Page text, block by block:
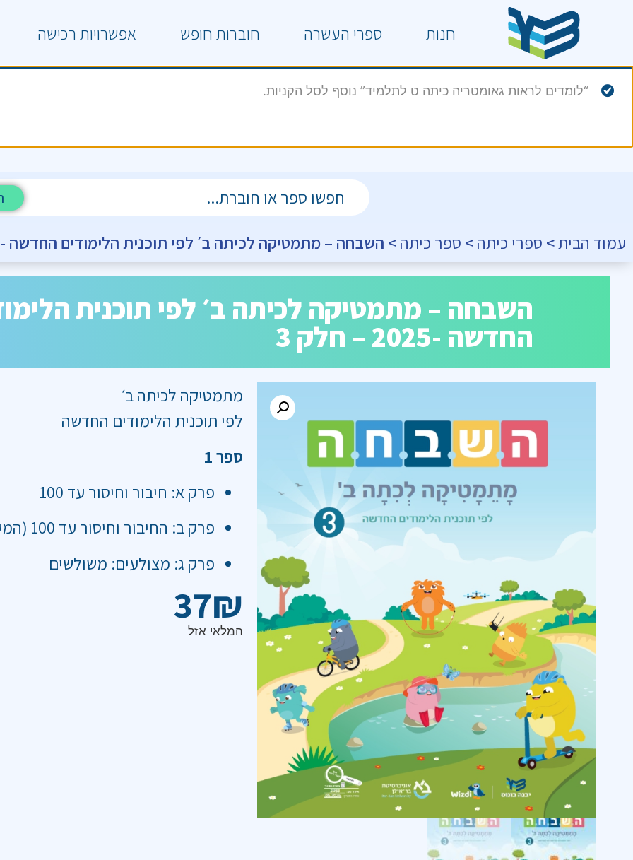
חנות ספרי העשרה חוברות חופש אפשרויות רכישה
“לומדים לראות גאומטריה כיתה ט לתלמיד” נוסף לסל הקניות.
עמוד הבית> ספרי כיתה> ספר כיתה> השבחה – מתמטיקה לכיתה ב׳ לפי תוכנית הלימודים החדשה -2025 – חלק 3
השבחה – מתמטיקה לכיתה ב׳ לפי תוכנית
החדשה -2025 – חלק 3
מתמטיקה לכיתה ב׳
לפי תוכנית הלימודים החדשה
ספר 1
פרק א: חיבור וחיסור עד 100
פרק ב: החיבור וחיסור עד 100 (המשך)
פרק ג: מצולעים: משולשים
37₪
המלאי אזל